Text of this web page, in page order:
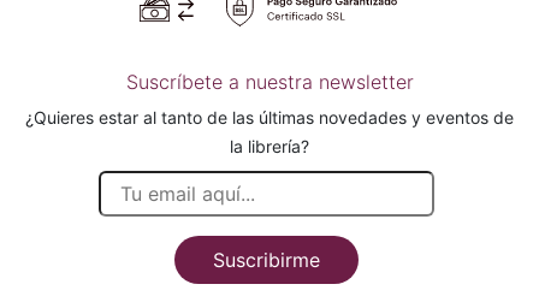
Suscríbete a nuestra newsletter
¿Quieres estar al tanto de las últimas novedades y eventos de
la librería?
Suscribirme